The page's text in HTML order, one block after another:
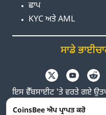
ਛਾਪ
KYC ਅਤੇ AML
ਸਾਡੇ
ਇਸ ਵੈੱਬਸਾਈਟ 'ਤੇ ਵਰਤੇ ਗਏ
ਪਛਾਣ ਦੇ ਉਦੇਸ਼ਾਂ ਲਈ ਹਨ। ਸਾਰੇ
CoinsBee ਐਪ ਪ੍ਰਾਪਤ ਕਰੋ